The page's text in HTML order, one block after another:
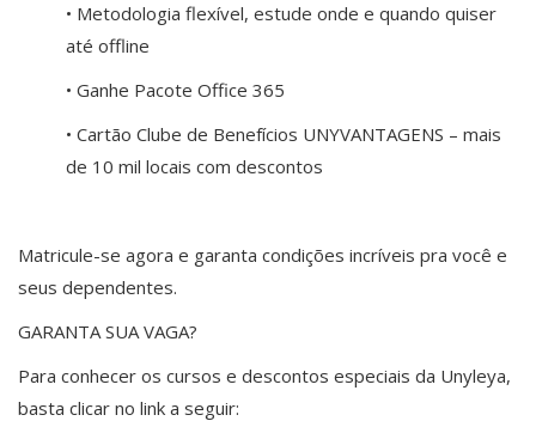
• Metodologia flexível, estude onde e quando quiser
até offline
• Ganhe Pacote Office 365
• Cartão Clube de Benefícios UNYVANTAGENS – mais
de 10 mil locais com descontos
Matricule-se agora e garanta condições incríveis pra você e
seus dependentes.
GARANTA SUA VAGA?
Para conhecer os cursos e descontos especiais da Unyleya,
basta clicar no link a seguir: